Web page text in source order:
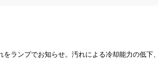
ランプでお知らせ。汚れによる冷却能力の低下